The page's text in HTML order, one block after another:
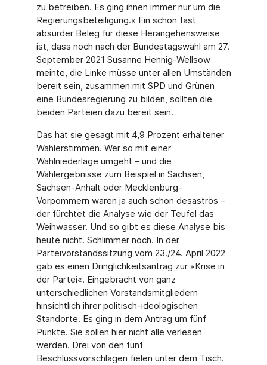
zu betreiben. Es ging ihnen immer nur um die
Regierungsbeteiligung.« Ein schon fast
absurder Beleg für diese Herangehensweise
ist, dass noch nach der Bundestagswahl am 27.
September 2021 Susanne Hennig-Wellsow
meinte, die Linke müsse unter allen Umständen
bereit sein, zusammen mit SPD und Grünen
eine Bundesregierung zu bilden, sollten die
beiden Parteien dazu bereit sein.
Das hat sie gesagt mit 4,9 Prozent erhaltener
Wählerstimmen. Wer so mit einer
Wahlniederlage umgeht – und die
Wahlergebnisse zum Beispiel in Sachsen,
Sachsen-Anhalt oder Mecklenburg-
Vorpommern waren ja auch schon desaströs –
der fürchtet die Analyse wie der Teufel das
Weihwasser. Und so gibt es diese Analyse bis
heute nicht. Schlimmer noch. In der
Parteivorstandssitzung vom 23./24. April 2022
gab es einen Dringlichkeitsantrag zur »Krise in
der Partei«. Eingebracht von ganz
unterschiedlichen Vorstandsmitgliedern
hinsichtlich ihrer politisch-ideologischen
Standorte. Es ging in dem Antrag um fünf
Punkte. Sie sollen hier nicht alle verlesen
werden. Drei von den fünf
Beschlussvorschlägen fielen unter dem Tisch.